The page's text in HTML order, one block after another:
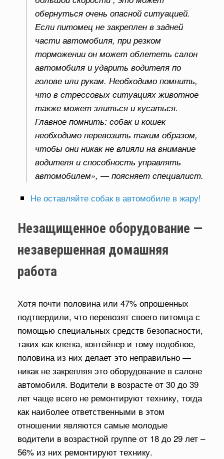
обернуться очень опасной ситуацией.
Если питомец не закреплен в задней
части автомобиля, при резком
торможении он может облететь салон
автомобиля и ударить водителя по
голове или рукам. Необходимо помнить,
что в стрессовых ситуациях животное
также может злиться и кусаться.
Главное помнить: собак и кошек
необходимо перевозить таким образом,
чтобы они никак не влияли на внимание
водителя и способность управлять
автомобилем», — поясняет специалист.
Не оставляйте собак в автомобиле в жару!
Незащищенное оборудование —
незавершенная домашняя
работа
Хотя почти половина или 47% опрошенных
подтвердили, что перевозят своего питомца с
помощью специальных средств безопасности,
таких как клетка, контейнер и тому подобное,
половина из них делает это неправильно —
никак не закрепляя это оборудование в салоне
автомобиля. Водители в возрасте от 30 до 39
лет чаще всего не ремонтируют технику, тогда
как наиболее ответственными в этом
отношении являются самые молодые
водители в возрастной группе от 18 до 29 лет –
56% из них ремонтируют технику.